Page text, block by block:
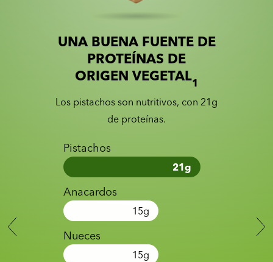
Slider with nutrition information
Slide 1 of 2
UNA BUENA FUENTE DE
PROTEÍNAS DE
ORIGEN VEGETAL1
Los pistachos son nutritivos, con 21g
de proteínas.
Pistachos
21g
Anacardos
15g
Nueces
15g